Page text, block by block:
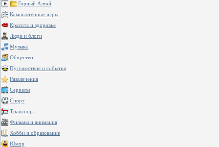
Горный Алтай
Компьютерные игры
Красота и здоровье
Люди и блоги
Музыка
Общество
Путешествия и события
Развлечения
Сериалы
Спорт
Транспорт
Фильмы и анимация
Хобби и образование
Юмор